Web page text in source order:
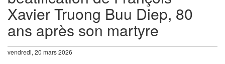
Xavier Truong Buu Diep, 80
ans après son martyre
vendredi, 20 mars 2026